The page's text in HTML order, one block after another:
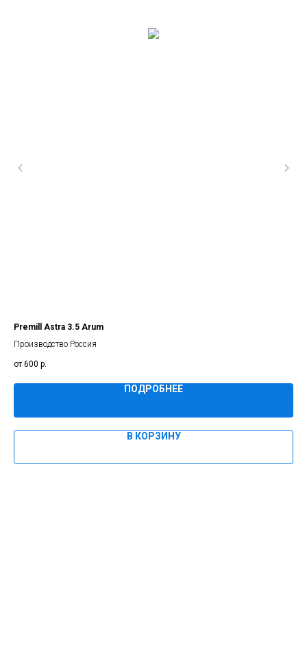
Premill Astra 3.5 Arum
Производство Россия
600 р.
ПОДРОБНЕЕ
В КОРЗИНУ